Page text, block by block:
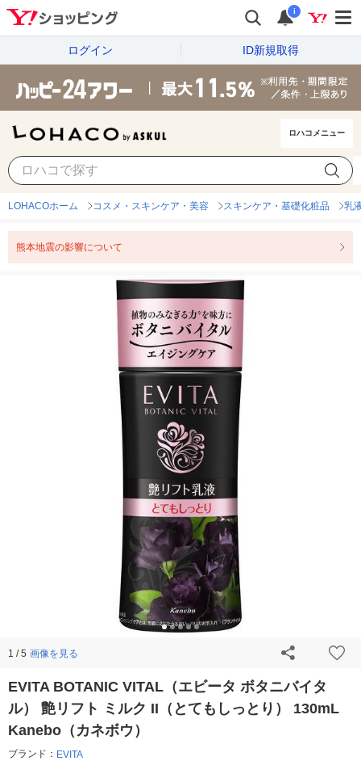
i
ログイン ID新規取得
ロハコメニュー
LOHACOホーム コスメ・スキンケア・美容 スキンケア・基礎化粧品 乳
熊本地震の影響について
1 / 5 画像を見る
EVITA BOTANIC VITAL（エビータ ボタニバイタ
ル） 艶リフト ミルク II（とてもしっとり） 130mL
Kanebo（カネボウ）
ブランド： EVITA